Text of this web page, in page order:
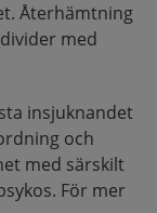
Återhämtning
med
insjuknandet
och
med särskilt
För mer